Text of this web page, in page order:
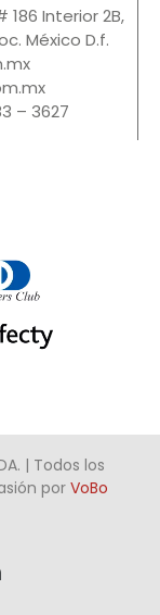
Interior 2B,
México D.f.
– 3627
| Todos los
por VoBo
LinkedIn